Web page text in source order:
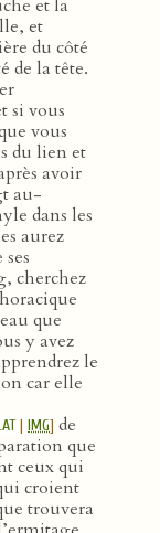
et la
et
du côté
de la tête.
si vous
vous
du lien et
avoir
au-
dans les
aurez
cherchez
que
y avez
le
car elle
| IMG] de
que
ceux qui
croient
trouvera